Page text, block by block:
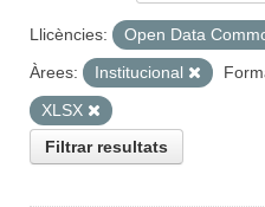
Llicències:
Open Data
Àrees:
Institucional
XLSX
Filtrar resultats